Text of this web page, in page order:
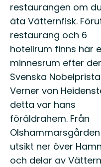
restaurangen om
äta Vätternfisk.
restaurang och 6
hotellrum finns här
minnesrum efter
Svenska
Verner von
detta var hans
föräldrahem. Från
utsikt ner över
och delar av